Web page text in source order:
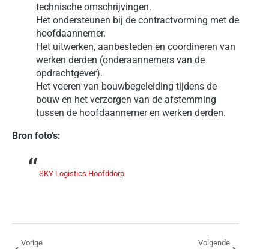
technische omschrijvingen.
Het ondersteunen bij de contractvorming met de
hoofdaannemer.
Het uitwerken, aanbesteden en coordineren van
werken derden (onderaannemers van de
opdrachtgever).
Het voeren van bouwbegeleiding tijdens de
bouw en het verzorgen van de afstemming
tussen de hoofdaannemer en werken derden.
Bron foto’s:
SKY Logistics Hoofddorp
Vorige Volgende